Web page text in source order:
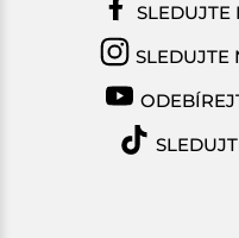
SLEDUJTE
SLEDUJTE